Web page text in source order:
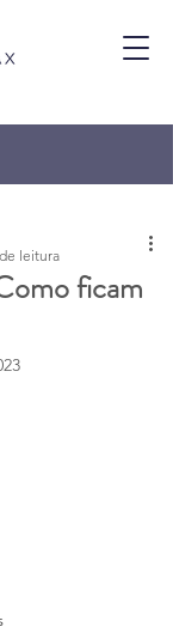
ficam
leitura